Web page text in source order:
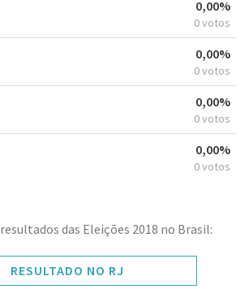
0,00%
0 votos
0,00%
0 votos
0,00%
0 votos
0,00%
0 votos
das Eleições 2018 no Brasil:
RESULTADO NO RJ